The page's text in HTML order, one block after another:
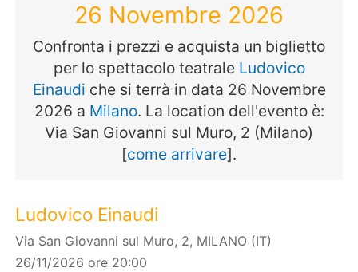
26 Novembre 2026
Confronta i prezzi e acquista un biglietto
per lo spettacolo teatrale Ludovico
Einaudi che si terrà in data 26 Novembre
2026 a Milano. La location dell'evento è:
Via San Giovanni sul Muro, 2 (Milano)
[come arrivare].
Ludovico Einaudi
Via San Giovanni sul Muro, 2, MILANO (IT)
26/11/2026 ore 20:00